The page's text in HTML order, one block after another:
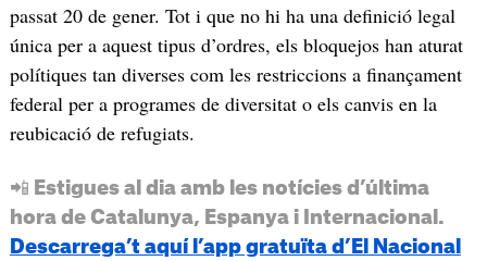
passat 20 de gener. Tot i que no hi ha una definició legal
única per a aquest tipus d’ordres, els bloquejos han aturat
polítiques tan diverses com les restriccions a finançament
federal per a programes de diversitat o els canvis en la
reubicació de refugiats.
📲 Estigues al dia amb les notícies d’última
hora de Catalunya, Espanya i Internacional.
Descarrega’t aquí l’app gratuïta d’El Nacional